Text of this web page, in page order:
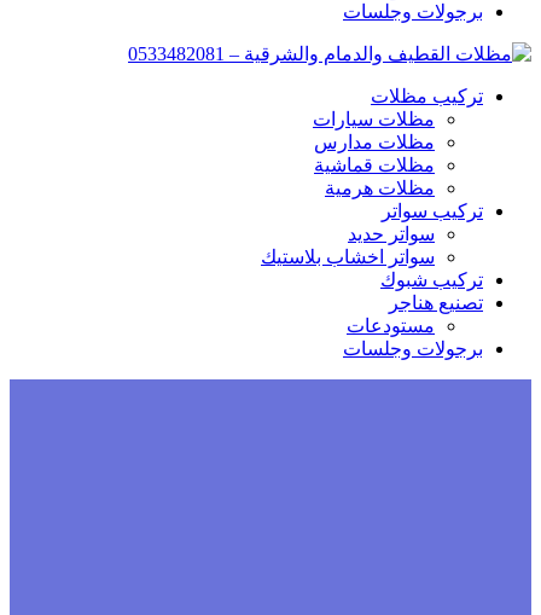
برجولات وجلسات
تركيب مظلات
مظلات سيارات
مظلات مدارس
مظلات قماشية
مظلات هرمية
تركيب سواتر
سواتر حديد
سواتر اخشاب بلاستيك
تركيب شبوك
تصنيع هناجر
مستودعات
برجولات وجلسات